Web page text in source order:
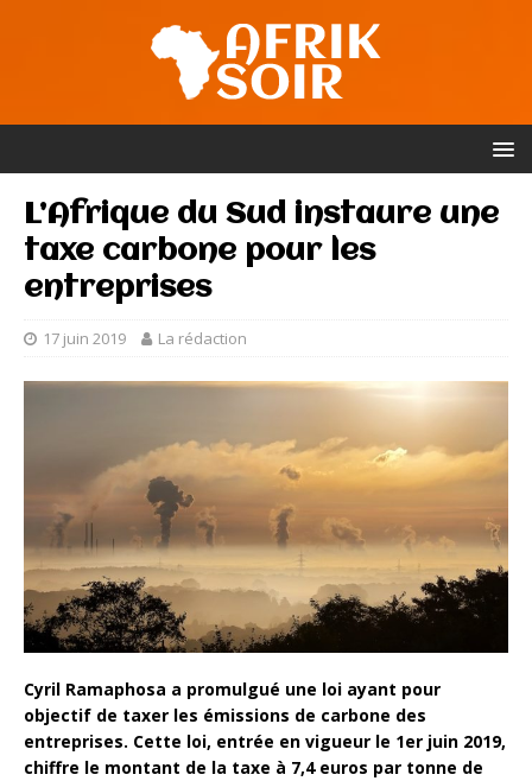
L’Afrique du Sud instaure une
taxe carbone pour les
entreprises
17 juin 2019 La rédaction
Cyril Ramaphosa a promulgué une loi ayant pour
objectif de taxer les émissions de carbone des
entreprises. Cette loi, entrée en vigueur le 1er juin 2019,
chiffre le montant de la taxe à 7,4 euros par tonne de